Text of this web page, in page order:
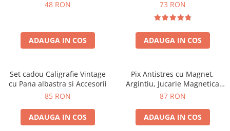
48 RON
ADAUGA IN COS
73 RON
ADAUGA IN COS
Set cadou Caligrafie Vintage
cu Pana albastra si Accesorii
85 RON
ADAUGA IN COS
Pix Antistres cu Magnet,
Argintiu, Jucarie Magnetica
pentru Birou
87 RON
ADAUGA IN COS